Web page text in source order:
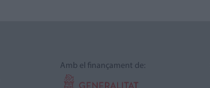
Amb el finançament de: